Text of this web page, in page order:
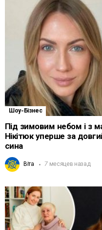
Шоу-Бізнес
Під зимовим небом і з
Нікітюк уперше за
сина
Віта 7 месяцев назад